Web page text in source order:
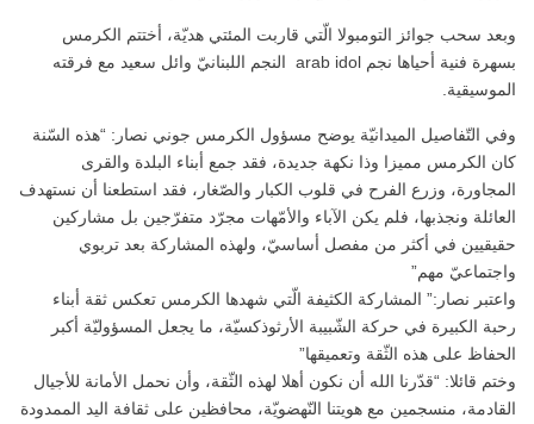
وبعد سحب جوائز التومبولا الّتي قاربت المئتي هديّة، أختتم الكرمس
بسهرة فنية أحياها نجم arab idol النجم اللبنانيّ وائل سعيد مع فرقته
الموسيقية.
وفي التّفاصيل الميدانيّة يوضح مسؤول الكرمس جوني نصار: “هذه السّنة
كان الكرمس مميزا وذا نكهة جديدة، فقد جمع أبناء البلدة والقرى
المجاورة، وزرع الفرح في قلوب الكبار والصّغار، فقد استطعنا أن نستهدف
العائلة ونجذبها، فلم يكن الآباء والأمّهات مجرّد متفرّجين بل مشاركين
حقيقيين في أكثر من مفصل أساسيّ، ولهذه المشاركة بعد تربوي
واجتماعيّ مهم”
واعتبر نصار:” المشاركة الكثيفة الّتي شهدها الكرمس تعكس ثقة أبناء
رحبة الكبيرة في حركة الشّبيبة الأرثوذكسيّة، ما يجعل المسؤوليّة أكبر
الحفاظ على هذه الثّقة وتعميقها”
وختم قائلا: “قدّرنا الله أن نكون أهلا لهذه الثّقة، وأن نحمل الأمانة للأجيال
القادمة، منسجمين مع هويتنا النّهضويّة، محافظين على ثقافة اليد الممدودة